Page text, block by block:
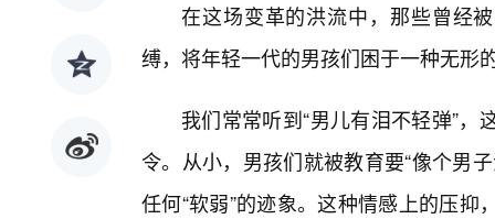
在这场变革的洪流中，那些曾经
缚，将年轻一代的男孩们困于一种无形
我们常常听到“男儿有泪不轻弹”
令。从小，男孩们就被教育要“像个男
任何“软弱”的迹象。这种情感上的压